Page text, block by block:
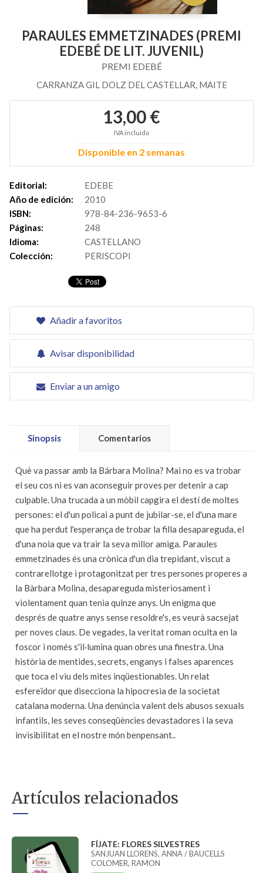
PARAULES EMMETZINADES (PREMI
EDEBÉ DE LIT. JUVENIL)
PREMI EDEBÉ
CARRANZA GIL DOLZ DEL CASTELLAR, MAITE
13,00 €
IVA incluido
Disponible en 2 semanas
Editorial:
EDEBE
Año de edición:
2010
ISBN:
978-84-236-9653-6
Páginas:
248
Idioma:
CASTELLANO
Colección:
PERISCOPI
Añadir a favoritos
Avisar disponibilidad
Enviar a un amigo
Sinopsis Comentarios
Què va passar amb la Bárbara Molina? Mai no es va trobar
el seu cos ni es van aconseguir proves per detenir a cap
culpable. Una trucada a un mòbil capgira el destí de moltes
persones: el d'un policai a punt de jubilar-se, el d'una mare
que ha perdut l'esperança de trobar la filla desapareguda, el
d'una noia que va trair la seva millor amiga. Paraules
emmetzinades és una crònica d'un dia trepidant, viscut a
contrarellotge i protagonitzat per tres persones properes a
la Bàrbara Molina, desapareguda misteriosament i
violentament quan tenia quinze anys. Un enigma que
després de quatre anys sense resoldre's, es veurà sacsejat
per noves claus. De vegades, la veritat roman oculta en la
foscor i només s'il·lumina quan obres una finestra. Una
història de mentides, secrets, enganys i falses aparences
que toca el viu dels mites inqüestionables. Un relat
esfereïdor que disecciona la hipocresia de la societat
catalana moderna. Una denúncia valent dels abusos sexuals
infantils, les seves conseqüències devastadores i la seva
invisibilitat en el nostre món benpensant..
Artículos relacionados
FÍJATE: FLORES SILVESTRES
SANJUAN LLORENS, ANNA / BAUCELLS
COLOMER, RAMON